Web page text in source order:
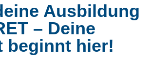
Ausbildung
– Deine
beginnt hier!